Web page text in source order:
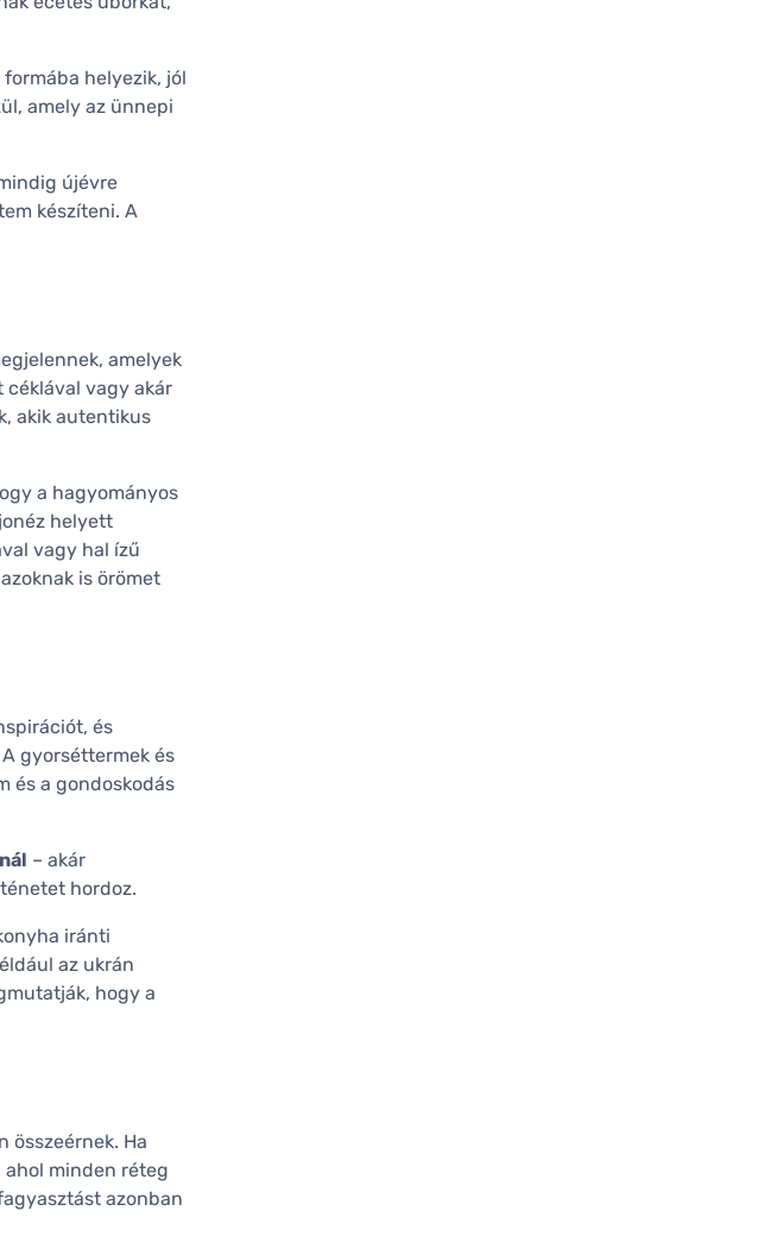
helyezik, jól
amely az ünnepi
újévre
készíteni. A
amelyek
céklával vagy akár
akik autentikus
a hagyományos
helyett
vagy hal ízű
is örömet
és
gyorséttermek és
és a gondoskodás
– akár
hordoz.
iránti
az ukrán
hogy a
összeérnek. Ha
minden réteg
azonban